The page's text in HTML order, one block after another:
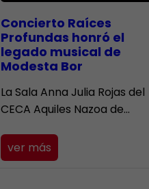
​Concierto Raíces
Profundas honró el
legado musical de
Modesta Bor
La Sala Anna Julia Rojas del
CECA Aquiles Nazoa de…
ver más